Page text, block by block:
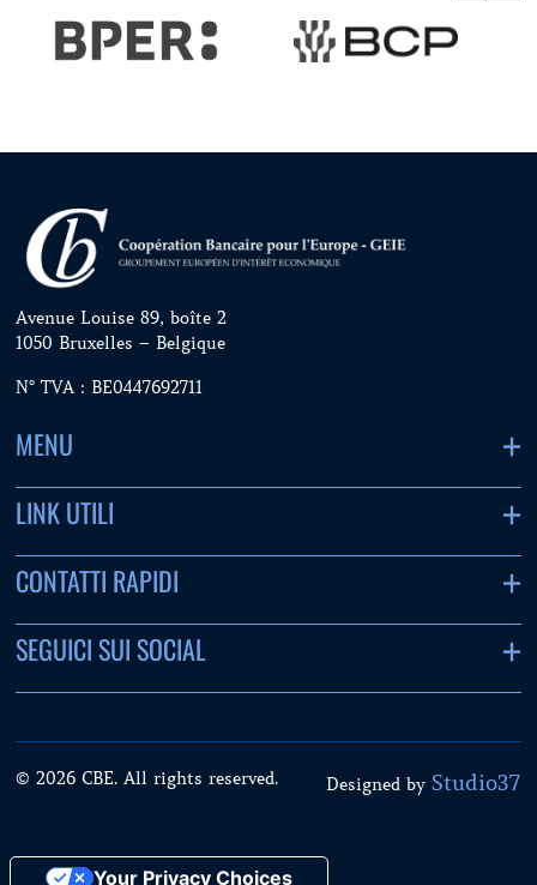
Avenue Louise 89, boîte 2
1050 Bruxelles – Belgique
N° TVA : BE0447692711
MENU
LINK UTILI
CONTATTI RAPIDI
SEGUICI SUI SOCIAL
© 2026 CBE. All rights reserved. Designed by Studio37
Your Privacy Choices